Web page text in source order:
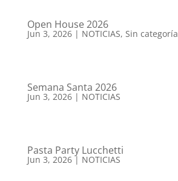
Open House 2026
Jun 3, 2026| NOTICIAS, Sin categoría
Semana Santa 2026
Jun 3, 2026| NOTICIAS
Pasta Party Lucchetti
Jun 3, 2026| NOTICIAS